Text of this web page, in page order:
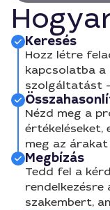
Keresés
Hozz létre
kapcsolatba a
szolgáltatást
Nézd meg a
értékeléseket,
meg az
Megbízás
Tedd fel a
rendelkezésre
szakembert,